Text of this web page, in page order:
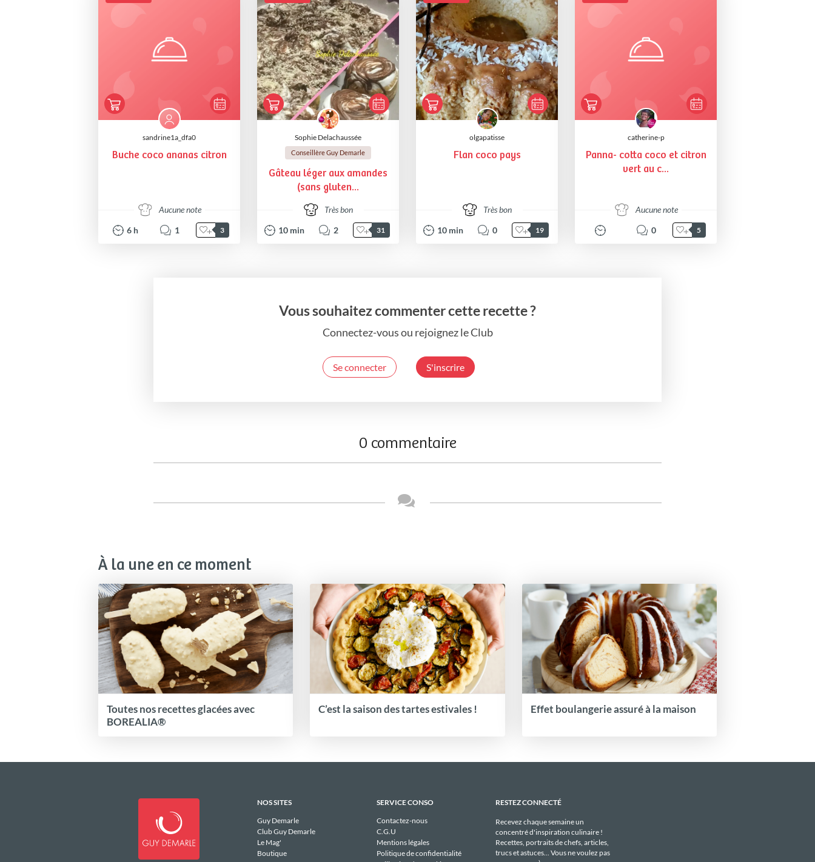
sandrine1a_dfa0
Buche coco ananas citron
Aucune note
6 h 1 3
Sophie Delachaussée
Conseillère Guy Demarle
Gâteau léger aux amandes
(sans gluten...
Très bon
10 min 2 31
olgapatisse
Flan coco pays
Très bon
10 min 0 19
catherine-p
Panna- cotta coco et citron
vert au c...
Aucune note
0 5
Vous souhaitez commenter cette recette ?
Connectez-vous ou rejoignez le Club
Se connecter S'inscrire
0 commentaire
À la une en ce moment
Toutes nos recettes glacées avec
BOREALIA®
C’est la saison des tartes estivales ! Effet boulangerie assuré à la maison
NOS SITES
Guy Demarle
Club Guy Demarle
Le Mag'
Boutique
SERVICE CONSO
Contactez-nous
C.G.U
Mentions légales
Politique de confidentialité
RESTEZ CONNECTÉ
Recevez chaque semaine un
concentré d'inspiration culinaire !
Recettes, portraits de chefs, articles,
trucs et astuces... Vous ne voulez pas